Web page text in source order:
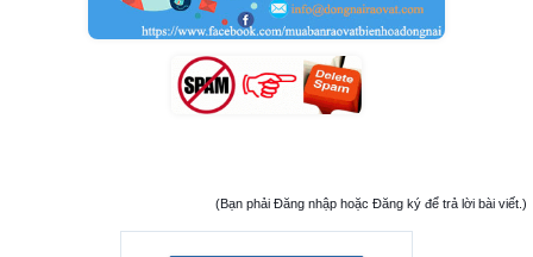
(Bạn phải Đăng nhập hoặc Đăng ký để trả lời bài viết.)